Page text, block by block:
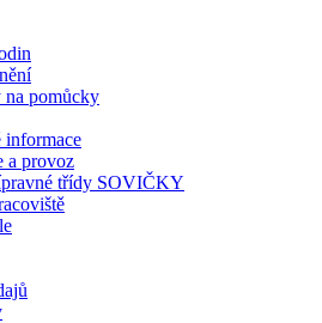
na pomůcky
informace
a provoz
třídy SOVIČKY